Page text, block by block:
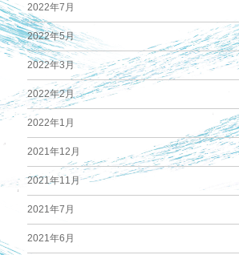
2022年7月
2022年5月
2022年3月
2022年2月
2022年1月
2021年12月
2021年11月
2021年7月
2021年6月